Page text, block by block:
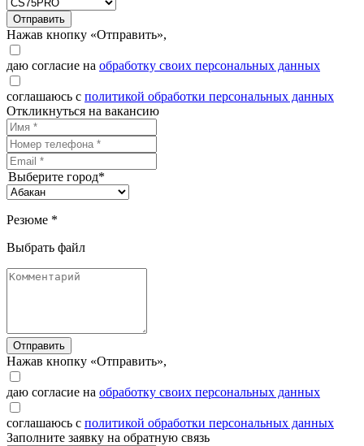
Отправить
Нажав кнопку «Отправить»,
даю согласие на обработку своих персональных данных
соглашаюсь с политикой обработки персональных данных
Откликнуться на вакансию
Выберите город*
Резюме *
Выбрать файл
Отправить
Нажав кнопку «Отправить»,
даю согласие на обработку своих персональных данных
соглашаюсь с политикой обработки персональных данных
Заполните заявку на обратную связь